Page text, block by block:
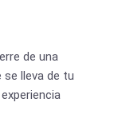
de una
lleva de tu